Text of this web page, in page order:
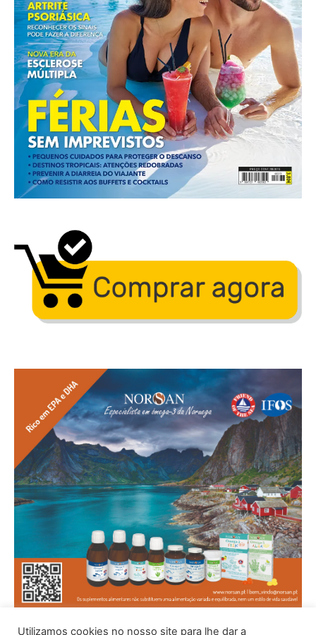
Utilizamos cookies no nosso site para lhe dar a